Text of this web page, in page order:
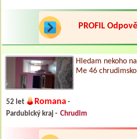
PROFIL
Hledam nekoho
Me 46 chrudimsko
52 let Romana -
Pardubický kraj - Chrudim